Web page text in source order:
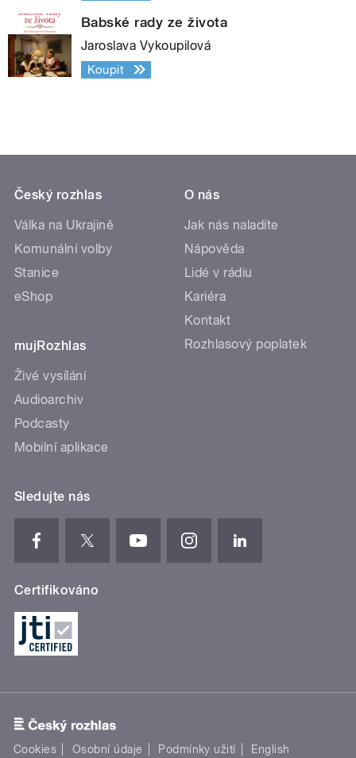
Babské rady ze života
Jaroslava Vykoupilová
Koupit
Český rozhlas
Válka na Ukrajině
Komunální volby
Stanice
eShop
mujRozhlas
Živé vysílání
Audioarchiv
Podcasty
Mobilní aplikace
O nás
Jak nás naladíte
Nápověda
Lidé v rádiu
Kariéra
Kontakt
Rozhlasový poplatek
Sledujte nás
Certifikováno
Cookies Osobní údaje Podmínky užití English